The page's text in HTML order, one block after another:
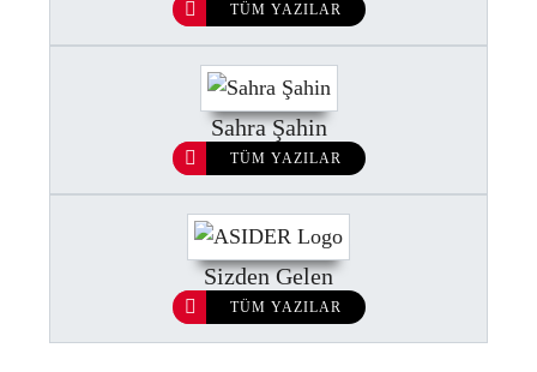
TÜM YAZILAR
Sahra Şahin
TÜM YAZILAR
Sizden Gelen
TÜM YAZILAR